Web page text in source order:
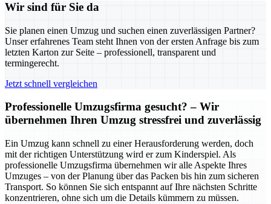
Wir sind für Sie da
Sie planen einen Umzug und suchen einen zuverlässigen Partner?
Unser erfahrenes Team steht Ihnen von der ersten Anfrage bis zum
letzten Karton zur Seite – professionell, transparent und
termingerecht.
Jetzt schnell vergleichen
Professionelle Umzugsfirma gesucht? – Wir
übernehmen Ihren Umzug stressfrei und zuverlässig
Ein Umzug kann schnell zu einer Herausforderung werden, doch
mit der richtigen Unterstützung wird er zum Kinderspiel. Als
professionelle Umzugsfirma übernehmen wir alle Aspekte Ihres
Umzuges – von der Planung über das Packen bis hin zum sicheren
Transport. So können Sie sich entspannt auf Ihre nächsten Schritte
konzentrieren, ohne sich um die Details kümmern zu müssen.